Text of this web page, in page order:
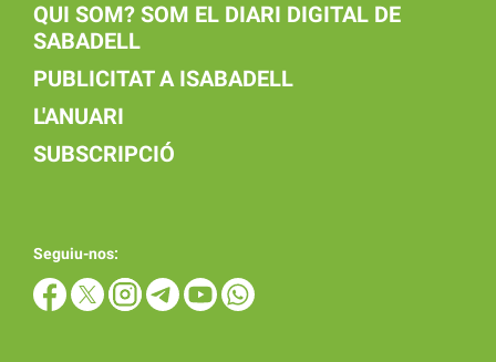
QUI SOM? SOM EL DIARI DIGITAL DE
SABADELL
PUBLICITAT A ISABADELL
L'ANUARI
SUBSCRIPCIÓ
Seguiu-nos: